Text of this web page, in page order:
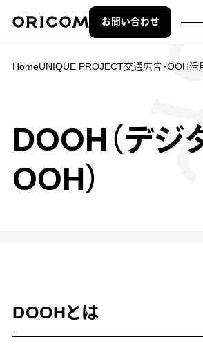
株式会社オリコム ORICOM
お問い合わせ
HomeUNIQUE PROJECT交通広告・OOH活
DOOH（デジ
OOH）
DOOHとは